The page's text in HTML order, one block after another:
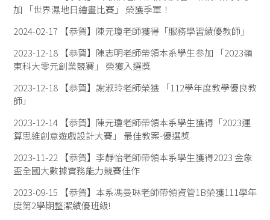
加 「世界濕地日繪畫比賽」 榮獲季軍！
2024-02-17
【恭賀】陳元瓊老師獲得「服務學習績優教師」
2023-12-18
【恭賀】陳志明老師帶領本系學生参加 「2023嶺
東科大零元創業競賽」 榮獲入選獎
2023-12-18
【恭賀】謝淑玲老師榮獲 「112學年度教學優良教
師」
2023-12-14
【恭賀】陳元瓊老師帶領本系學生獲得「2023運
算思維創意遊戲設計大賽」 最佳教案-優選獎
2023-11-22
【恭賀】李靜怡老師帶領本系學生獲得2023 金象
盃全國大數據實務能力競賽佳作
2023-09-15
【恭賀】本系馮曼琳老師帶領資管1B榮獲111學年
度第2學期整潔績優班級!